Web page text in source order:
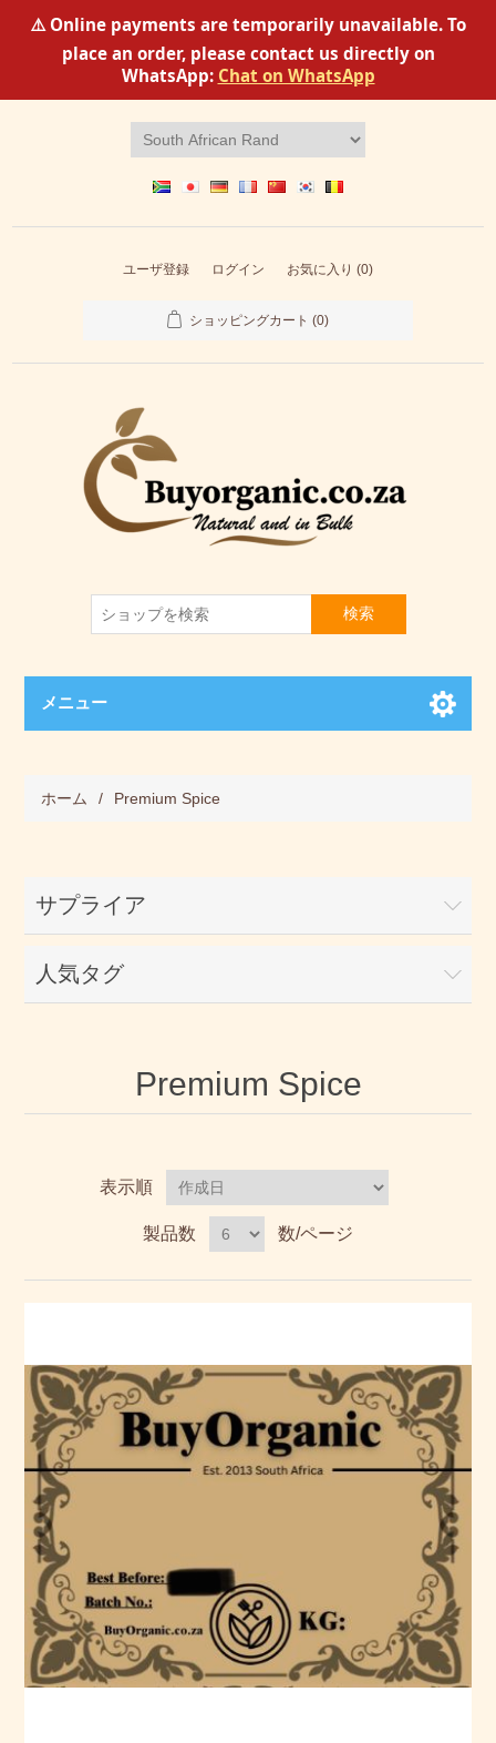
⚠️ Online payments are temporarily unavailable. To
place an order, please contact us directly on
WhatsApp: Chat on WhatsApp
ユーザ登録 ログイン お気に入り (0)
ショッピングカート (0)
検索
メニュー
ホーム / Premium Spice
サプライア
人気タグ
Premium Spice
表示順
製品数 数/ページ